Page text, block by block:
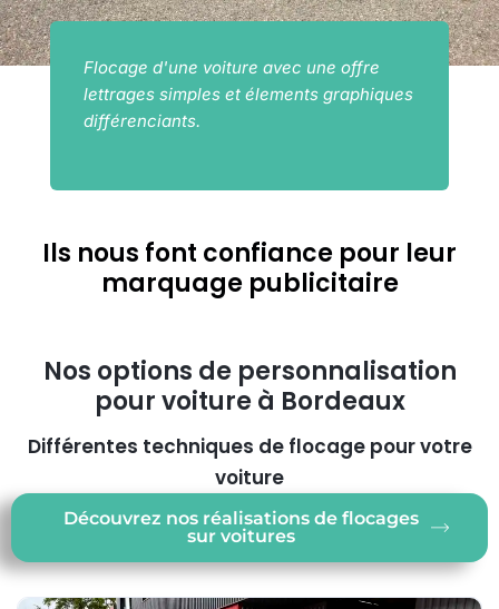
Flocage d'une voiture avec une offre
lettrages simples et élements graphiques
différenciants.
Ils nous font confiance pour leur
marquage publicitaire
Nos options de personnalisation
pour voiture à Bordeaux
Différentes techniques de flocage pour votre
voiture
Découvrez nos réalisations de flocages
sur voitures